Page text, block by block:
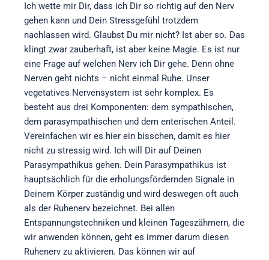
Ich wette mir Dir, dass ich Dir so richtig auf den Nerv
gehen kann und Dein Stressgefühl trotzdem
nachlassen wird. Glaubst Du mir nicht? Ist aber so. Das
klingt zwar zauberhaft, ist aber keine Magie. Es ist nur
eine Frage auf welchen Nerv ich Dir gehe. Denn ohne
Nerven geht nichts – nicht einmal Ruhe. Unser
vegetatives Nervensystem ist sehr komplex. Es
besteht aus drei Komponenten: dem sympathischen,
dem parasympathischen und dem enterischen Anteil.
Vereinfachen wir es hier ein bisschen, damit es hier
nicht zu stressig wird. Ich will Dir auf Deinen
Parasympathikus gehen. Dein Parasympathikus ist
hauptsächlich für die erholungsfördernden Signale in
Deinem Körper zuständig und wird deswegen oft auch
als der Ruhenerv bezeichnet. Bei allen
Entspannungstechniken und kleinen Tageszähmern, die
wir anwenden können, geht es immer darum diesen
Ruhenerv zu aktivieren. Das können wir auf